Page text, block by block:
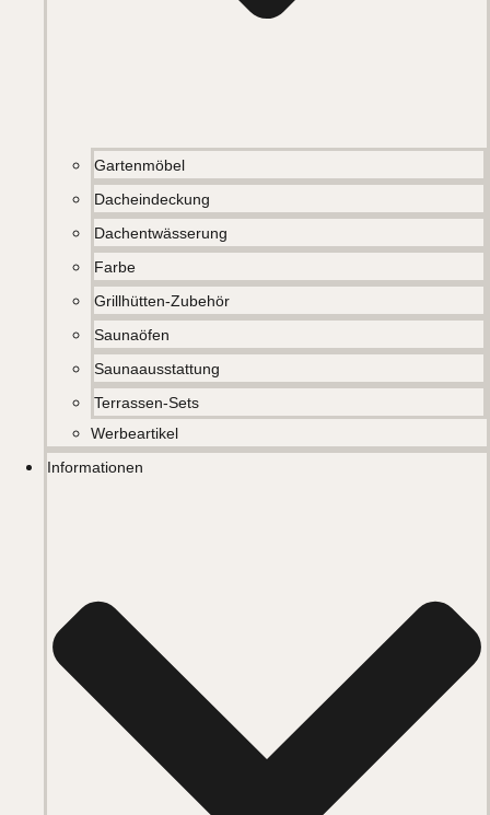
Gartenmöbel
Dacheindeckung
Dachentwässerung
Farbe
Grillhütten-Zubehör
Saunaöfen
Saunaausstattung
Terrassen-Sets
Werbeartikel
Informationen